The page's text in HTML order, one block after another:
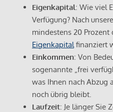
Eigenkapital: Wie viel
Verfügung? Nach
mindestens 20
Eigenkapital finanziert
Einkommen: Von
sogenannte „frei
was Ihnen nach Abzug
noch übrig bleibt.
Laufzeit: Je länger Sie